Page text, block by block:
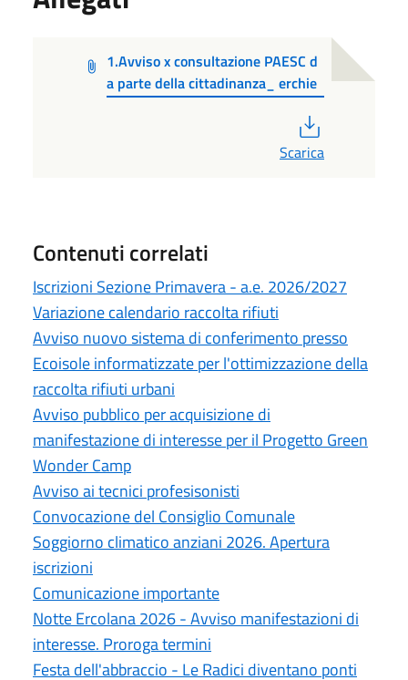
1.Avviso x consultazione PAESC d
a parte della cittadinanza_ erchie
Scarica
Contenuti correlati
Iscrizioni Sezione Primavera - a.e. 2026/2027
Variazione calendario raccolta rifiuti
Avviso nuovo sistema di conferimento presso
Ecoisole informatizzate per l'ottimizzazione della
raccolta rifiuti urbani
Avviso pubblico per acquisizione di
manifestazione di interesse per il Progetto Green
Wonder Camp
Avviso ai tecnici profesisonisti
Convocazione del Consiglio Comunale
Soggiorno climatico anziani 2026. Apertura
iscrizioni
Comunicazione importante
Notte Ercolana 2026 - Avviso manifestazioni di
interesse. Proroga termini
Festa dell'abbraccio - Le Radici diventano ponti